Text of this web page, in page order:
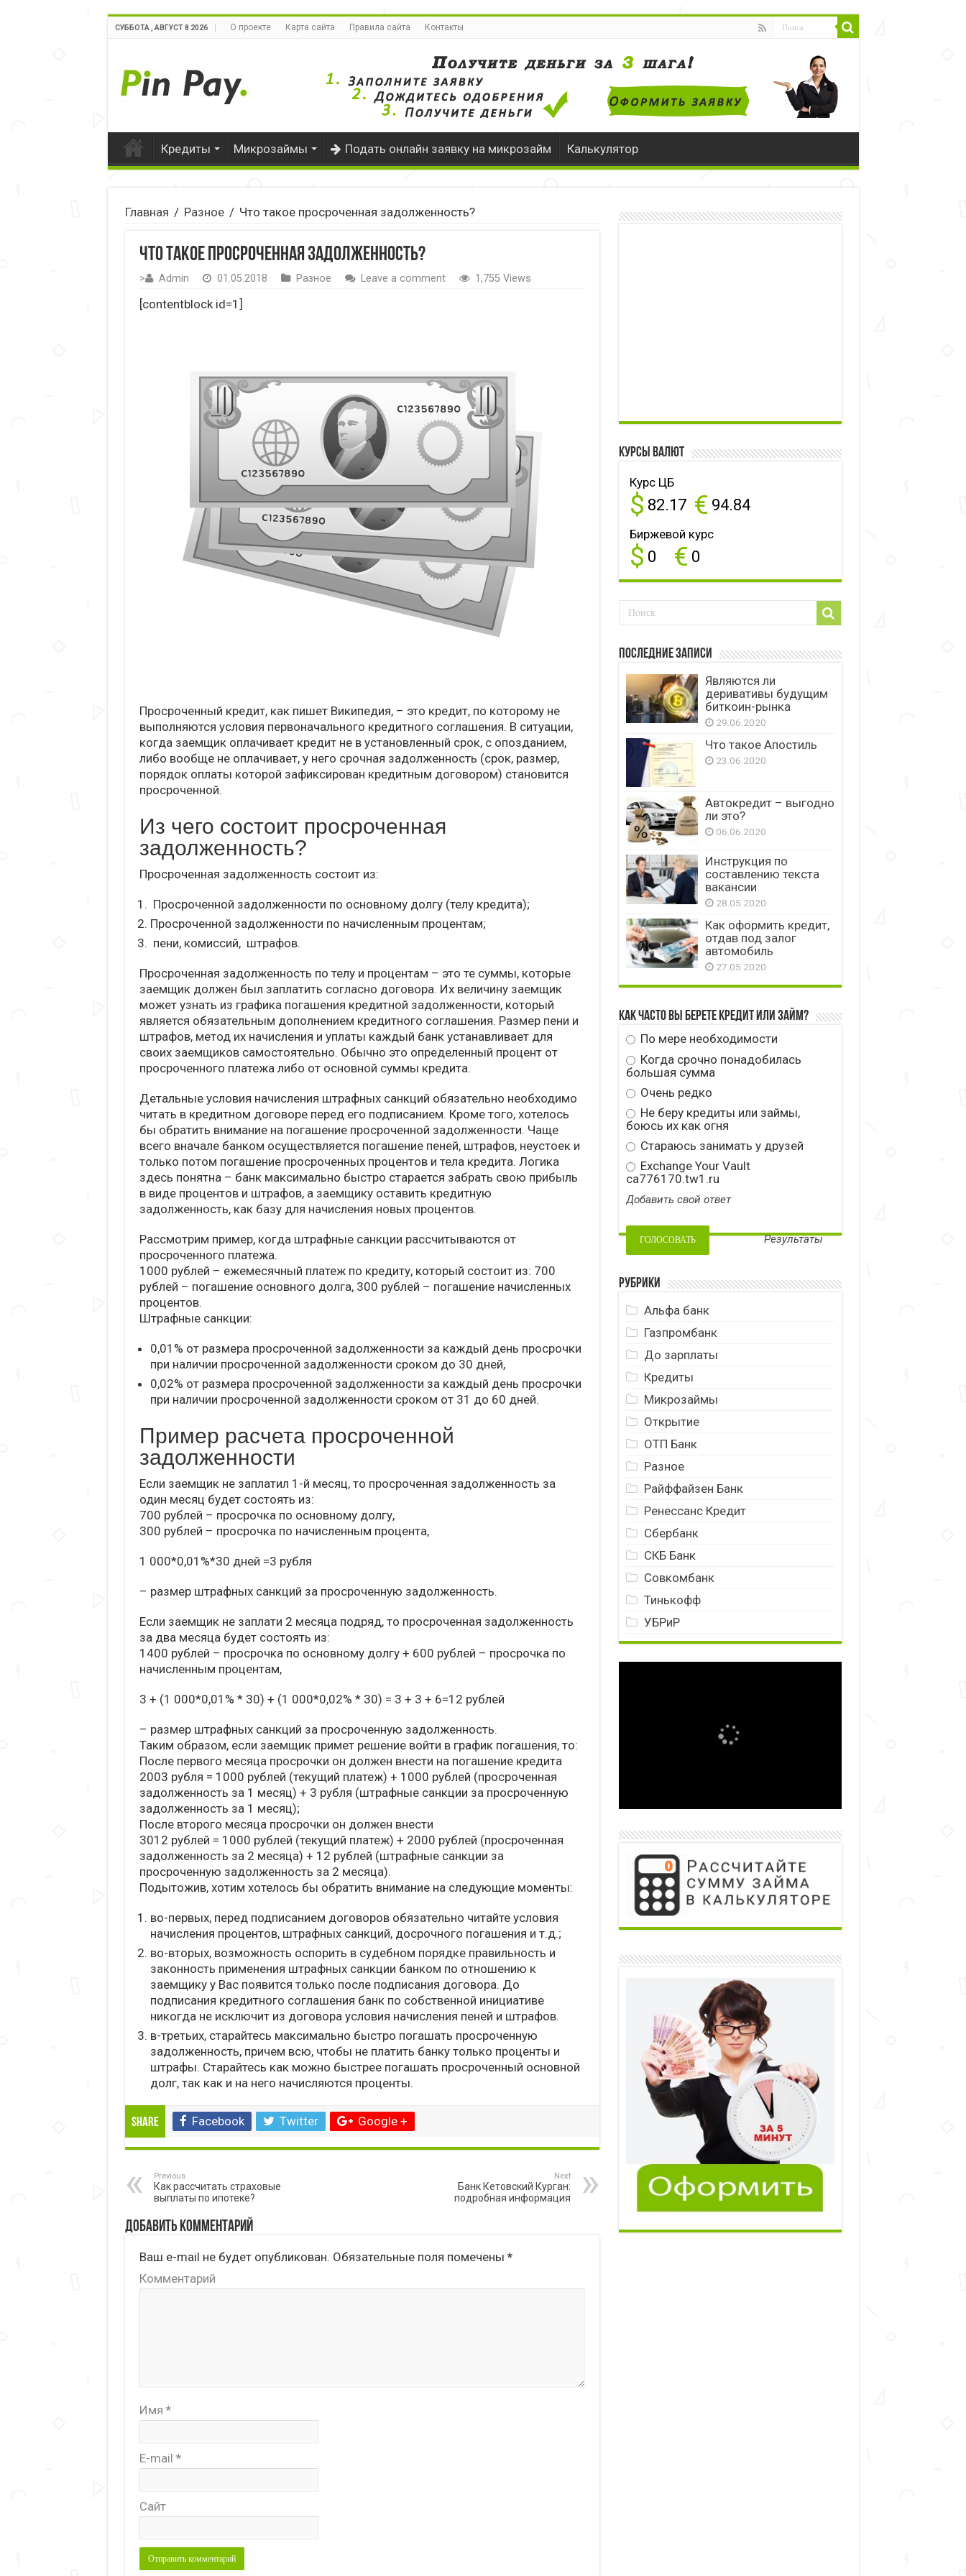
СУББОТА , АВГУСТ 8 2026 О проекте Карта сайта Правила сайта Контакты
Кредиты Микрозаймы Подать онлайн заявку на микрозайм Калькулятор
Главная / Разное / Что такое просроченная задолженность?
Что такое просроченная задолженность?
> Admin 01.05.2018 Разное Leave a comment 1,755 Views
[contentblock id=1]
Просроченный кредит, как пишет Википедия, – это кредит, по которому не
выполняются условия первоначального кредитного соглашения. В ситуации,
когда заемщик оплачивает кредит не в установленный срок, с опозданием,
либо вообще не оплачивает, у него срочная задолженность (срок, размер,
порядок оплаты которой зафиксирован кредитным договором) становится
просроченной.
Из чего состоит просроченная
задолженность?
Просроченная задолженность состоит из:
Просроченной задолженности по основному долгу (телу кредита);
Просроченной задолженности по начисленным процентам;
пени, комиссий, штрафов.
Просроченная задолженность по телу и процентам – это те суммы, которые
заемщик должен был заплатить согласно договора. Их величину заемщик
может узнать из графика погашения кредитной задолженности, который
является обязательным дополнением кредитного соглашения. Размер пени и
штрафов, метод их начисления и уплаты каждый банк устанавливает для
своих заемщиков самостоятельно. Обычно это определенный процент от
просроченного платежа либо от основной суммы кредита.
Детальные условия начисления штрафных санкций обязательно необходимо
читать в кредитном договоре перед его подписанием. Кроме того, хотелось
бы обратить внимание на погашение просроченной задолженности. Чаще
всего вначале банком осуществляется погашение пеней, штрафов, неустоек и
только потом погашение просроченных процентов и тела кредита. Логика
здесь понятна – банк максимально быстро старается забрать свою прибыль
в виде процентов и штрафов, а заемщику оставить кредитную
задолженность, как базу для начисления новых процентов.
Рассмотрим пример, когда штрафные санкции рассчитываются от
просроченного платежа.
1000 рублей – ежемесячный платеж по кредиту, который состоит из: 700
рублей – погашение основного долга, 300 рублей – погашение начисленных
процентов.
Штрафные санкции:
0,01% от размера просроченной задолженности за каждый день просрочки
при наличии просроченной задолженности сроком до 30 дней,
0,02% от размера просроченной задолженности за каждый день просрочки
при наличии просроченной задолженности сроком от 31 до 60 дней.
Пример расчета просроченной
задолженности
Если заемщик не заплатил 1-й месяц, то просроченная задолженность за
один месяц будет состоять из:
700 рублей – просрочка по основному долгу,
300 рублей – просрочка по начисленным процента,
1 000*0,01%*30 дней =3 рубля
– размер штрафных санкций за просроченную задолженность.
Если заемщик не заплати 2 месяца подряд, то просроченная задолженность
за два месяца будет состоять из:
1400 рублей – просрочка по основному долгу + 600 рублей – просрочка по
начисленным процентам,
3 + (1 000*0,01% * 30) + (1 000*0,02% * 30) = 3 + 3 + 6=12 рублей
– размер штрафных санкций за просроченную задолженность.
Таким образом, если заемщик примет решение войти в график погашения, то:
После первого месяца просрочки он должен внести на погашение кредита
2003 рубля = 1000 рублей (текущий платеж) + 1000 рублей (просроченная
задолженность за 1 месяц) + 3 рубля (штрафные санкции за просроченную
задолженность за 1 месяц);
После второго месяца просрочки он должен внести
3012 рублей = 1000 рублей (текущий платеж) + 2000 рублей (просроченная
задолженность за 2 месяца) + 12 рублей (штрафные санкции за
просроченную задолженность за 2 месяца).
Подытожив, хотим хотелось бы обратить внимание на следующие моменты:
во-первых, перед подписанием договоров обязательно читайте условия
начисления процентов, штрафных санкций, досрочного погашения и т.д.;
во-вторых, возможность оспорить в судебном порядке правильность и
законность применения штрафных санкции банком по отношению к
заемщику у Вас появится только после подписания договора. До
подписания кредитного соглашения банк по собственной инициативе
никогда не исключит из договора условия начисления пеней и штрафов.
в-третьих, старайтесь максимально быстро погашать просроченную
задолженность, причем всю, чтобы не платить банку только проценты и
штрафы. Старайтесь как можно быстрее погашать просроченный основной
долг, так как и на него начисляются проценты.
Share Facebook Twitter Google +
Previous
Как рассчитать страховые
выплаты по ипотеке?
Next
Банк Кетовский Курган:
подробная информация
Добавить комментарий
Ваш e-mail не будет опубликован. Обязательные поля помечены *
Комментарий
Имя *
E-mail *
Сайт
Курсы валют
Курс ЦБ
$ 82.17 € 94.84
Биржевой курс
$ 0 € 0
Последние записи
Являются ли
деривативы будущим
биткоин-рынка
29.06.2020
Что такое Апостиль
23.06.2020
Автокредит – выгодно
ли это?
06.06.2020
Инструкция по
составлению текста
вакансии
28.05.2020
Как оформить кредит,
отдав под залог
автомобиль
27.05.2020
Как часто вы берете кредит или займ?
По мере необходимости
Когда срочно понадобилась
большая сумма
Очень редко
Не беру кредиты или займы,
боюсь их как огня
Стараюсь занимать у друзей
Exchange Your Vault
ca776170.tw1.ru
Добавить свой ответ
Результаты
Рубрики
Альфа банк
Газпромбанк
До зарплаты
Кредиты
Микрозаймы
Открытие
ОТП Банк
Разное
Райффайзен Банк
Ренессанс Кредит
Сбербанк
СКБ Банк
Совкомбанк
Тинькофф
УБРиР